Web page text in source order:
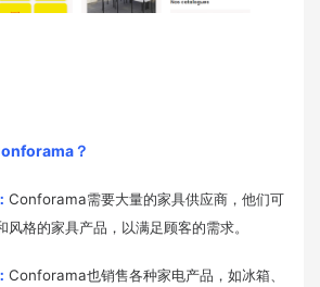
？
Conforama需要大量的家具供应商，他们可
风格的家具产品，以满足顾客的需求。
Conforama也销售各种家电产品，如冰箱、